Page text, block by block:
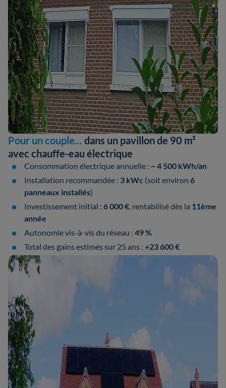
Pour un couple... dans un pavillon de 90 m²
avec chauffe-eau électrique
Consommation électrique annuelle : ~ 4 500 kWh/an
Installation recommandée : 3 kWc (soit environ 6
panneaux installés)
Investissement initial : 6 000 €, rentabilisé dès la 11ème
année
Autonomie vis-à-vis du réseau : 49 %
Total des gains estimés sur 25 ans : +23 600 €